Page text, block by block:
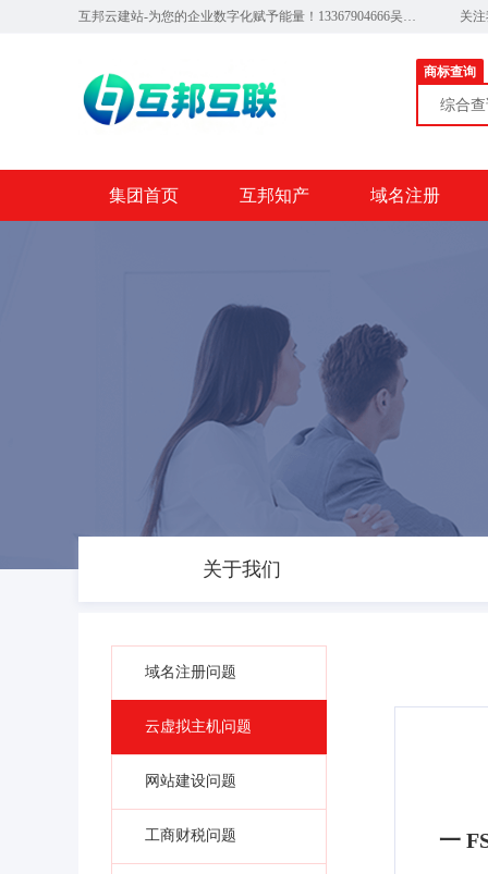
互邦云建站-为您的企业数字化赋予能量！13367904666吴经理 关
商标查询
综合
集团首页 互邦知产 域名注册
关于我们
域名注册问题
云虚拟主机问题
网站建设问题
工商财税问题 一